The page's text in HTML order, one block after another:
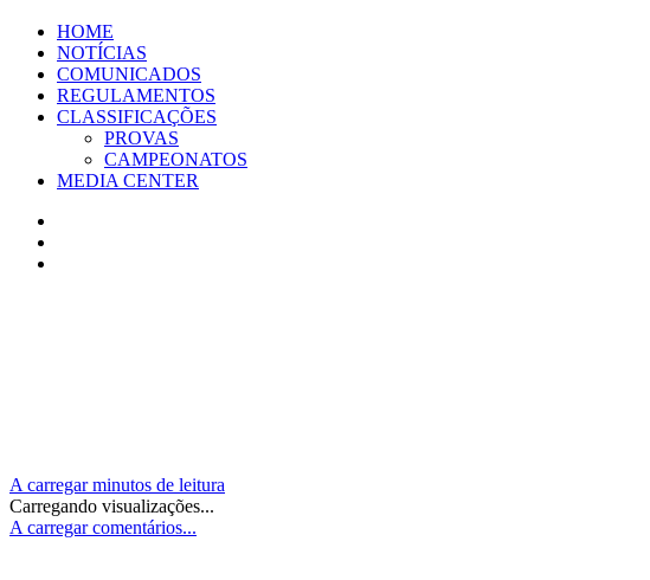
HOME
NOTÍCIAS
COMUNICADOS
REGULAMENTOS
CLASSIFICAÇÕES
PROVAS
CAMPEONATOS
MEDIA CENTER
A carregar minutos de leitura
Carregando visualizações...
A carregar comentários...